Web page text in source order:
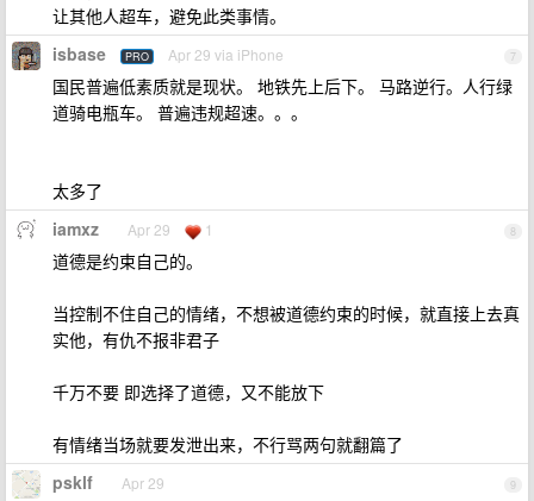
让其他人超车，避免此类事情。
7
isbase PRO Apr 29 via iPhone
国民普遍低素质就是现状。 地铁先上后下。 马路逆行。人行绿
道骑电瓶车。 普遍违规超速。。。
太多了
8
iamxz Apr 29 1
道德是约束自己的。
当控制不住自己的情绪，不想被道德约束的时候，就直接上去真
实他，有仇不报非君子
千万不要 即选择了道德，又不能放下
有情绪当场就要发泄出来，不行骂两句就翻篇了
9
psklf Apr 29